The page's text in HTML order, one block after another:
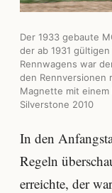
Der 1933 gebaute
der ab 1931
Rennwagens war
den Rennversionen
Magnette mit einem
Silverstone 2010
In den
Regeln
erreichte, der